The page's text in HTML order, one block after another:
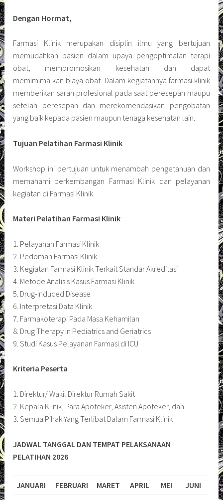
Dengan Hormat,
Farmasi Klinik merupakan disiplin ilmu yang bertujuan
memudahkan pasien dalam upaya pengoptimalan terapi
obat, mempromosikan kesehatan dan dapat
memimimalkan biaya obat. Dalam kegiatannya farmasi klinik
memberikan saran profesional pada saat peresepan maupu
setelah peresepan dan merekomendasikan pengobatan
yang baik kepada pasien maupun tenaga kesehatan lain.
Tujuan Pelatihan Farmasi Klinik
Workshop ini bertujuan untuk menambah pengetahuan dan
memahami perkembangan Farmasi Klinik dan pelayanan
kegiatan di Farmasi Klinik.
Materi Pelatihan Farmasi Klinik
1. Pelayanan Farmasi Klinik
2. Pedoman Farmasi Klinik
3. Kegiatan Farmasi Klinik Terkait Standar Akreditasi
4. Metode Analisis Kasus Farmasi Klinik
5. Drug-Induced Disease
6. Interpretasi Data Klinik
7. Farmakoterapi Pada Masa Kehamilan
8. Drug Therapy In Pediatrics and Geriatrics
9. Studi Kasus Pelayanan Farmasi di ICU
Kriteria Peserta
1. Direktur/ Wakil Direktur Rumah Sakit
2. Kepala Klinik, Para Apoteker, Asisten Apoteker, dan
3. Semua Pihak Yang Terlibat Dalam Farmasi Klinik
JADWAL TANGGAL DAN TEMPAT PELAKSANAAN
PELATIHAN 2026
JANUARI FEBRUARI MARET APRIL MEI
JUNI